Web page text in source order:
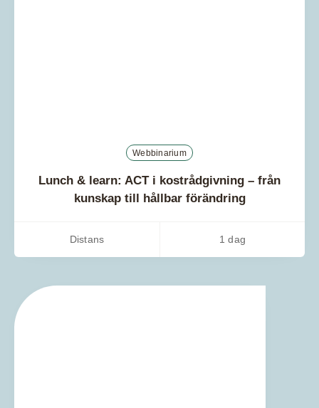
Webbinarium
Lunch & learn: ACT i kostrådgivning – från
kunskap till hållbar förändring
Distans 1 dag